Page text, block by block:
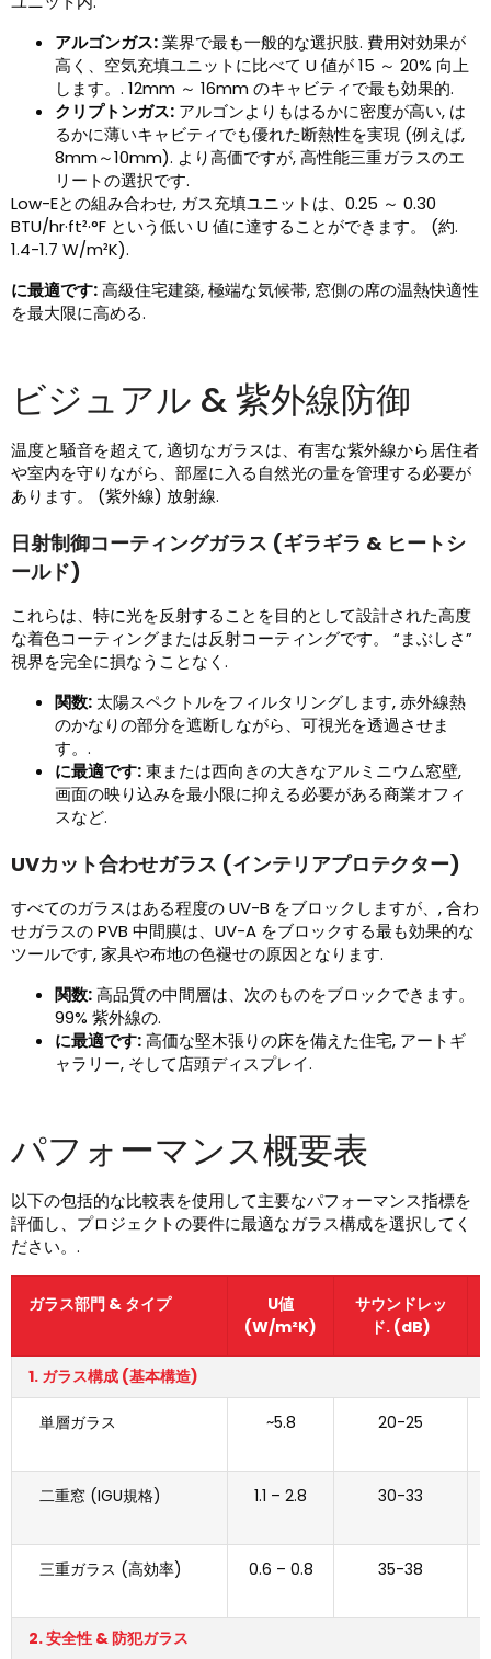
アルゴンガス:業界で最も一般的な選択肢. 費用対効果が
高く、空気充填ユニットに比べて U 値が 15 ～ 20% 向上
します。. 12mm ～ 16mm のキャビティで最も効果的.
クリプトンガス: アルゴンよりもはるかに密度が高い, は
るかに薄いキャビティでも優れた断熱性を実現 (例えば,
8mm～10mm). より高価ですが, 高性能三重ガラスのエ
リートの選択です.
Low-Eとの組み合わせ, ガス充填ユニットは、0.25 ～ 0.30
BTU/hr·ft²·°F という低い U 値に達することができます。 (約.
1.4-1.7 W/m²K).
に最適です:高級住宅建築, 極端な気候帯, 窓側の席の温熱快適性
を最大限に高める.
ビジュアル & 紫外線防御
温度と騒音を超えて, 適切なガラスは、有害な紫外線から居住者
や室内を守りながら、部屋に入る自然光の量を管理する必要が
あります。 (紫外線) 放射線.
日射制御コーティングガラス (ギラギラ & ヒートシ
ールド)
これらは、特に光を反射することを目的として設計された高度
な着色コーティングまたは反射コーティングです。 “まぶしさ”
視界を完全に損なうことなく.
関数: 太陽スペクトルをフィルタリングします, 赤外線熱
のかなりの部分を遮断しながら、可視光を透過させま
す。.
に最適です:東または西向きの大きなアルミニウム窓壁,
画面の映り込みを最小限に抑える必要がある商業オフィ
スなど.
UVカット合わせガラス (インテリアプロテクター)
すべてのガラスはある程度の UV-B をブロックしますが、, 合わ
せガラスの PVB 中間膜は、UV-A をブロックする最も効果的な
ツールです, 家具や布地の色褪せの原因となります.
関数:高品質の中間層は、次のものをブロックできます。
99% 紫外線の.
に最適です:高価な堅木張りの床を備えた住宅, アートギ
ャラリー, そして店頭ディスプレイ.
パフォーマンス概要表
以下の包括的な比較表を使用して主要なパフォーマンス指標を
評価し、プロジェクトの要件に最適なガラス構成を選択してく
ださい。.
ガラス部門 & タイプ
U値
(W/m²K)
サウンドレッ
ド. (dB)
1. ガラス構成 (基本構造)
単層ガラス ~5.8 20-25
二重窓 (IGU規格) 1.1 – 2.8 30-33
三重ガラス (高効率) 0.6 – 0.8 35-38
2. 安全性 & 防犯ガラス